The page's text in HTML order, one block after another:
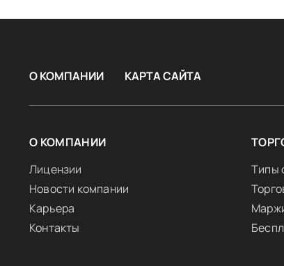
О КОМПАНИИ КАРТА САЙТА
О КОМПАНИИ
Лицензии
Новости компании
Карьера
Контакты
Типы